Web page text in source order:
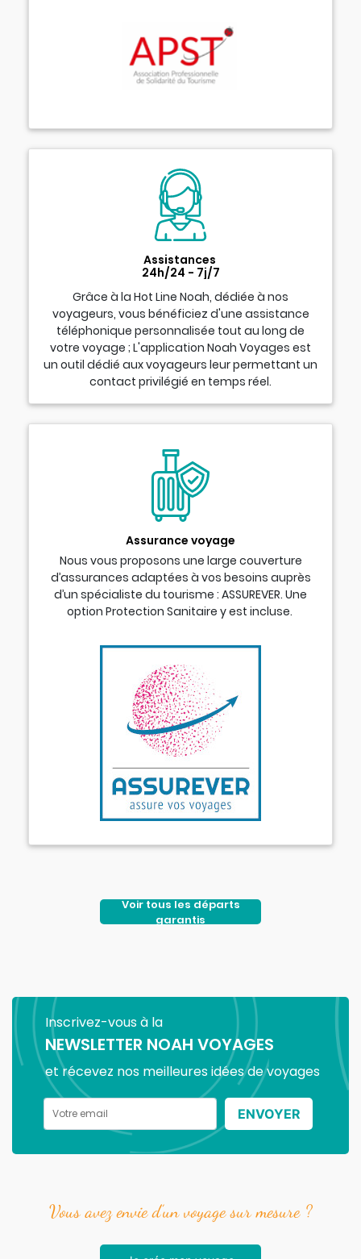
Assistances
24h/24 - 7j/7
Grâce à la Hot Line Noah, dédiée à nos
voyageurs, vous bénéficiez d'une assistance
téléphonique personnalisée tout au long de
votre voyage ; L'application Noah Voyages est
un outil dédié aux voyageurs leur permettant un
contact privilégié en temps réel.
Assurance voyage
Nous vous proposons une large couverture
d’assurances adaptées à vos besoins auprès
d’un spécialiste du tourisme : ASSUREVER. Une
option Protection Sanitaire y est incluse.
Voir tous les départs
garantis
Inscrivez-vous à la
NEWSLETTER NOAH VOYAGES
et récevez nos meilleures idées de voyages
ENVOYER
Vous avez envie d’un voyage sur mesure ?